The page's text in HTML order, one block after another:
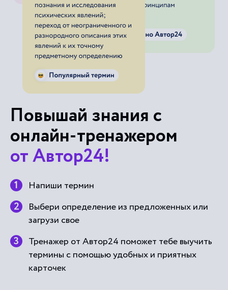
Повышай знания с
онлайн-тренажером
от Автор24!
Напиши термин
Выбери определение из предложенных или
загрузи свое
Тренажер от Автор24 поможет тебе выучить
термины с помощью удобных и приятных
карточек